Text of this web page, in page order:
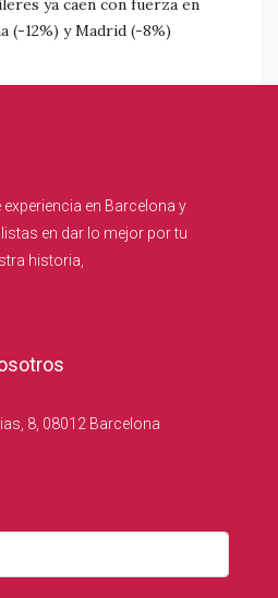
ya caen con fuerza en
(-12%) y Madrid (-8%)
en Barcelona y
en dar lo mejor por tu
historia,
8, 08012 Barcelona